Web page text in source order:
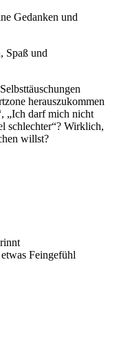
Gedanken und
Spaß und
herauszukommen
„Ich darf mich nicht
schlechter“? Wirklich,
willst?
Feingefühl